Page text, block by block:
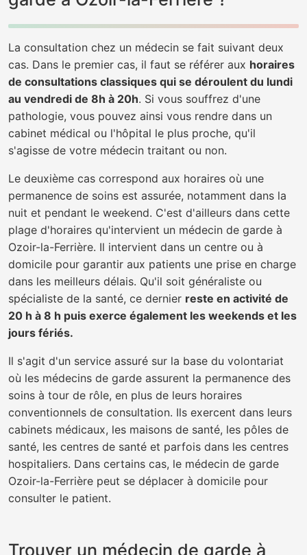
La consultation chez un médecin se fait suivant deux
cas. Dans le premier cas, il faut se référer aux horaires
de consultations classiques qui se déroulent du lundi
au vendredi de 8h à 20h. Si vous souffrez d'une
pathologie, vous pouvez ainsi vous rendre dans un
cabinet médical ou l'hôpital le plus proche, qu'il
s'agisse de votre médecin traitant ou non.
Le deuxième cas correspond aux horaires où une
permanence de soins est assurée, notamment dans la
nuit et pendant le weekend. C'est d'ailleurs dans cette
plage d'horaires qu'intervient un médecin de garde à
Ozoir-la-Ferrière. Il intervient dans un centre ou à
domicile pour garantir aux patients une prise en charge
dans les meilleurs délais. Qu'il soit généraliste ou
spécialiste de la santé, ce dernier reste en activité de
20 h à 8 h puis exerce également les weekends et les
jours fériés.
Il s'agit d'un service assuré sur la base du volontariat
où les médecins de garde assurent la permanence des
soins à tour de rôle, en plus de leurs horaires
conventionnels de consultation. Ils exercent dans leurs
cabinets médicaux, les maisons de santé, les pôles de
santé, les centres de santé et parfois dans les centres
hospitaliers. Dans certains cas, le médecin de garde
Ozoir-la-Ferrière peut se déplacer à domicile pour
consulter le patient.
Trouver un médecin de garde à